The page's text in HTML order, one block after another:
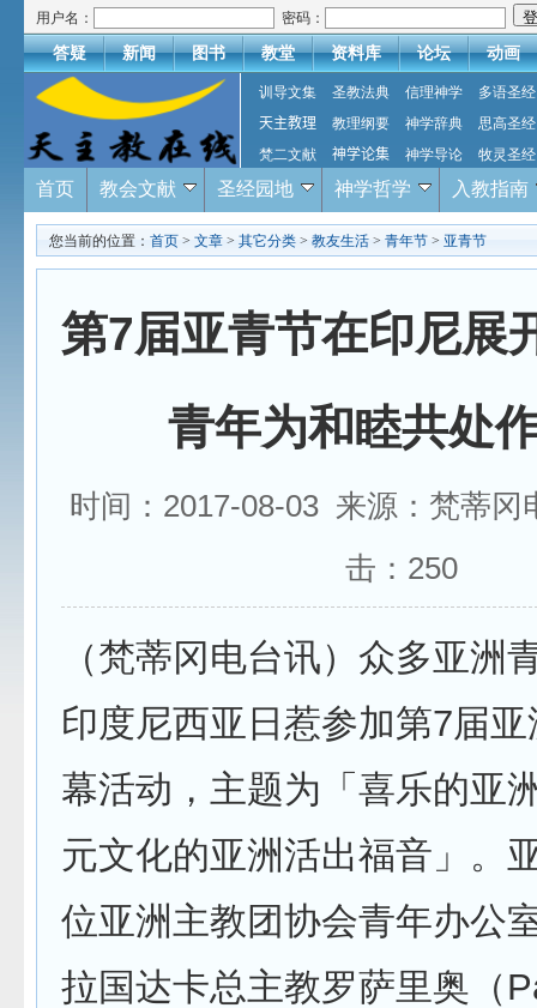
用户名： 密码：
答疑 新闻 图书 教堂 资料库 论坛 动画
训导文集 圣教法典 信理神学
多语圣经
天主教理
教理纲要 神学辞典
思高圣经
梵二文献
神学论集 神学导论 牧灵圣经
首页 教会文献 圣经园地 神学哲学 入教指南
您当前的位置： 首页 > 文章 > 其它分类 > 教友生活 > 青年节 > 亚青节
第7届亚青节在印尼展
青年为和睦共处
时间：2017-08-03 来源：梵蒂
击： 250
（梵蒂冈电台讯）众多亚洲
印度尼西亚日惹参加第7届
幕活动，主题为「喜乐的亚
元文化的亚洲活出福音」。
位亚洲主教团协会青年办公
拉国达卡总主教罗萨里奥（